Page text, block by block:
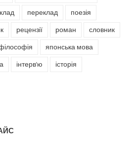
переклад поезія
рецензії роман словник
японська мова
інтерв'ю історія